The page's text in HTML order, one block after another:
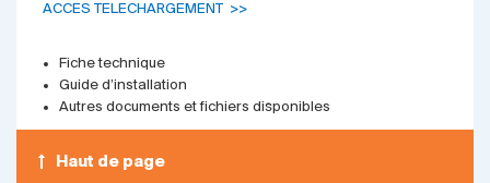
ACCES TELECHARGEMENT >>
Fiche technique
Guide d’installation
Autres documents et fichiers disponibles
Haut de page